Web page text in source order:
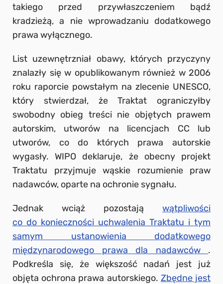
takiego przed przywłaszczeniem bądź
kradzieżą, a nie wprowadzaniu dodatkowego
prawa wyłącznego.
List uzewnętrzniał obawy, których przyczyny
znalazły się w opublikowanym również w 2006
roku raporcie powstałym na zlecenie UNESCO,
który stwierdzał, że Traktat ograniczyłby
swobodny obieg treści nie objętych prawem
autorskim, utworów na licencjach CC lub
utworów, co do których prawa autorskie
wygasły. WIPO deklaruje, że obecny projekt
Traktatu przyjmuje wąskie rozumienie praw
nadawców, oparte na ochronie sygnału.
Jednak wciąż pozostają wątpliwości
co do konieczności uchwalenia Traktatu i tym
samym ustanowienia dodatkowego
międzynarodowego prawa dla nadawców .
Podkreśla się, że większość nadań jest już
objęta ochrona prawa autorskiego. Zbędne jest